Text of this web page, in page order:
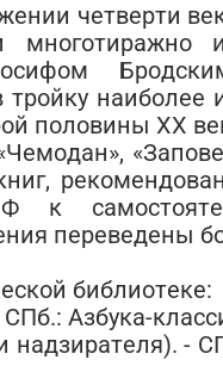
четверти
наиболее
половины XX
к
переведены
библиотеке:
Азбука-
-